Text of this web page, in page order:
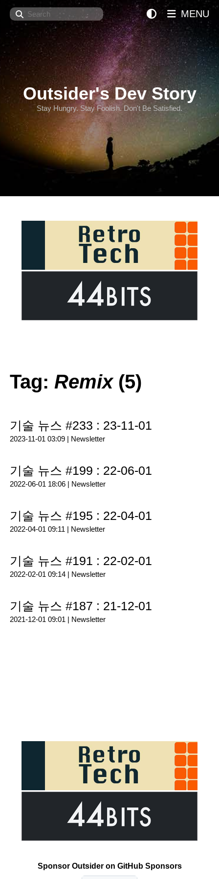
Search
Outsider's Dev Story
Stay Hungry. Stay Foolish. Don't Be Satisfied.
MENU
Tag: Remix(5)
기술 뉴스 #233 : 23-11-01
2023-11-01 03:09 | Newsletter
기술 뉴스 #199 : 22-06-01
2022-06-01 18:06 | Newsletter
기술 뉴스 #195 : 22-04-01
2022-04-01 09:11 | Newsletter
기술 뉴스 #191 : 22-02-01
2022-02-01 09:14 | Newsletter
기술 뉴스 #187 : 21-12-01
2021-12-01 09:01 | Newsletter
Sponsor Outsider on GitHub Sponsors